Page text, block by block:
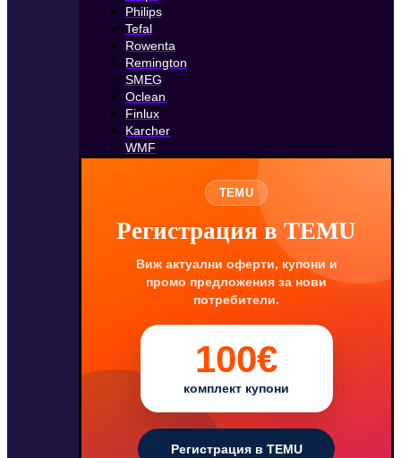
Philips
Tefal
Rowenta
Remington
SMEG
Oclean
Finlux
Karcher
WMF
TEMU
Регистрация в TEMU
Виж актуални оферти, купони и
промо предложения за нови
потребители.
100€
комплект купони
Регистрация в TEMU